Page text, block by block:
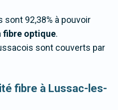
92,38% à pouvoir
fibre optique.
sont couverts par
fibre à Lussac-les-